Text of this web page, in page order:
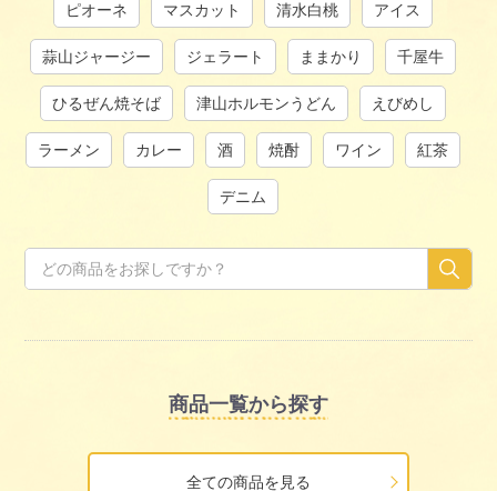
ピオーネ マスカット 清水白桃 アイス
蒜山ジャージー ジェラート ままかり 千屋牛
ひるぜん焼そば 津山ホルモンうどん えびめし
ラーメン カレー 酒 焼酎 ワイン 紅茶
デニム
商品一覧から探す
全ての商品を見る